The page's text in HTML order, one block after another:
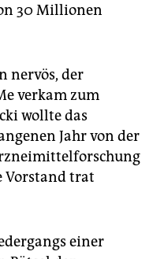
30 Millionen
nervös, der
verkam zum
wollte das
Jahr von der
Vorstand trat
einer